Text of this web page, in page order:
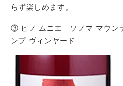
らず楽しめます。
③ ピノ ムニエ ソノマ マウン
ンプ ヴィンヤード